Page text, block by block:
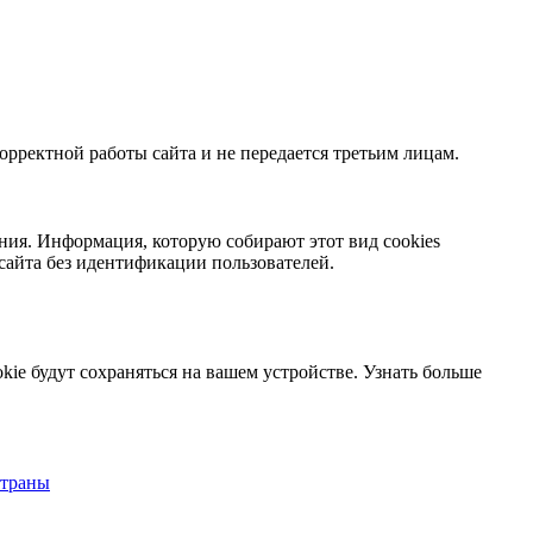
работы сайта и не передается третьим лицам.
Информация, которую собирают этот вид cookies
без идентификации пользователей.
будут сохраняться на вашем устройстве. Узнать больше